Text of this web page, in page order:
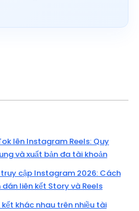
lên Instagram Reels: Quy
và xuất bản đa tài khoản
cập Instagram 2026: Cách
dán liên kết Story và Reels
khác nhau trên nhiều tài